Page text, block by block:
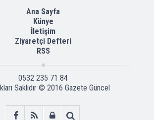
Ana Sayfa
Künye
İletişim
Ziyaretçi Defteri
RSS
0532 235 71 84
Saklıdır © 2016 Gazete Güncel